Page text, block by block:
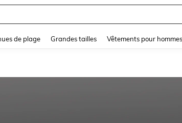
de plage Grandes tailles Vêtements pour hommes